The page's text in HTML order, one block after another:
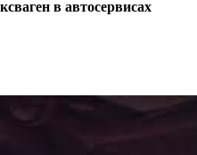
в автосервисах